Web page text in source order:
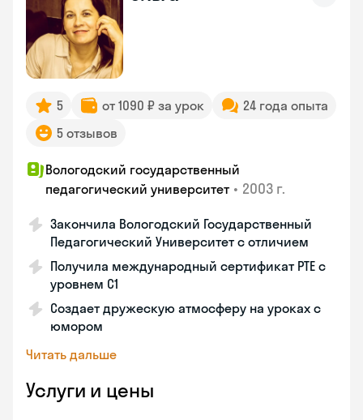
5 от 1090 ₽ за урок
24 года опыта
5 отзывов
Вологодский государственный
педагогический университет • 2003 г.
Закончила Вологодский Государственный
Педагогический Университет с отличием
Получила международный сертификат PTE с
уровнем C1
Создает дружескую атмосферу на уроках с
юмором
Читать дальше
Услуги и цены